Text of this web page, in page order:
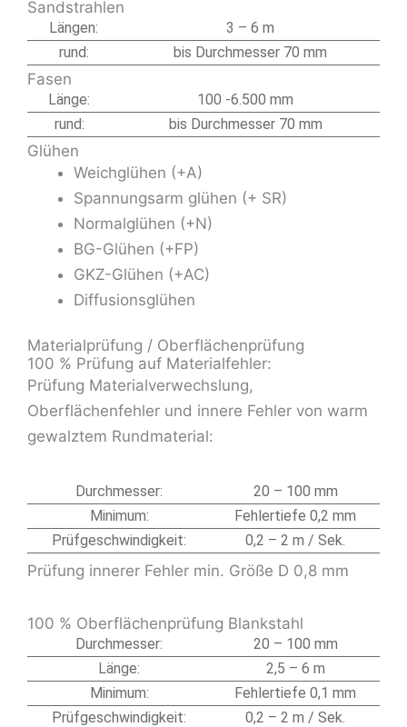
Sandstrahlen
Längen:
3 – 6 m
rund:
bis Durchmesser 70 mm
Fasen
Länge:
100 -6.500 mm
rund:
bis Durchmesser 70 mm
Glühen
Weichglühen (+A)
Spannungsarm glühen (+ SR)
Normalglühen (+N)
BG-Glühen (+FP)
GKZ-Glühen (+AC)
Diffusionsglühen
Materialprüfung / Oberflächenprüfung
100 % Prüfung auf Materialfehler:
Prüfung Materialverwechslung,
Oberflächenfehler und innere Fehler von warm
gewalztem Rundmaterial:
Durchmesser:
20 – 100 mm
Minimum:
Fehlertiefe 0,2 mm
Prüfgeschwindigkeit:
0,2 – 2 m / Sek.
Prüfung innerer Fehler min. Größe D 0,8 mm
100 % Oberflächenprüfung Blankstahl
Durchmesser:
20 – 100 mm
Länge:
2,5 – 6 m
Minimum:
Fehlertiefe 0,1 mm
Prüfgeschwindigkeit:
0,2 – 2 m / Sek.